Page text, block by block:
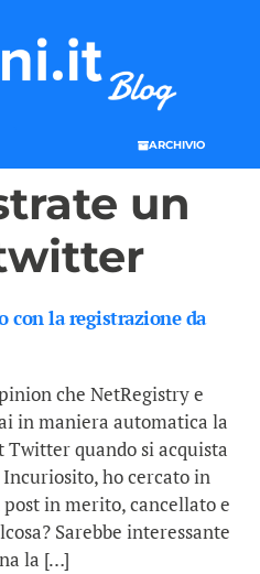
ARCHIVIO
un
con la registrazione da
che NetRegistry e
in maniera automatica la
quando si acquista
ho cercato in
in merito, cancellato e
Sarebbe interessante
la […]